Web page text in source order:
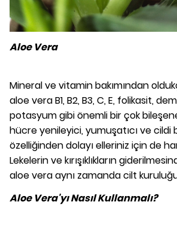
Aloe Vera
Mineral ve vitamin bakımından
aloe vera B1, B2, B3, C, E, folikasit,
potasyum gibi önemli bir çok
hücre yenileyici, yumuşatıcı ve cildi
özelliğinden dolayı elleriniz için de
Lekelerin ve kırışıklıkların
aloe vera aynı zamanda cilt
Aloe Vera'yı Nasıl Kullanmalı?